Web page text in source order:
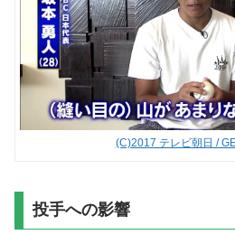
(C)2017 テレビ朝日 /
投手への影響